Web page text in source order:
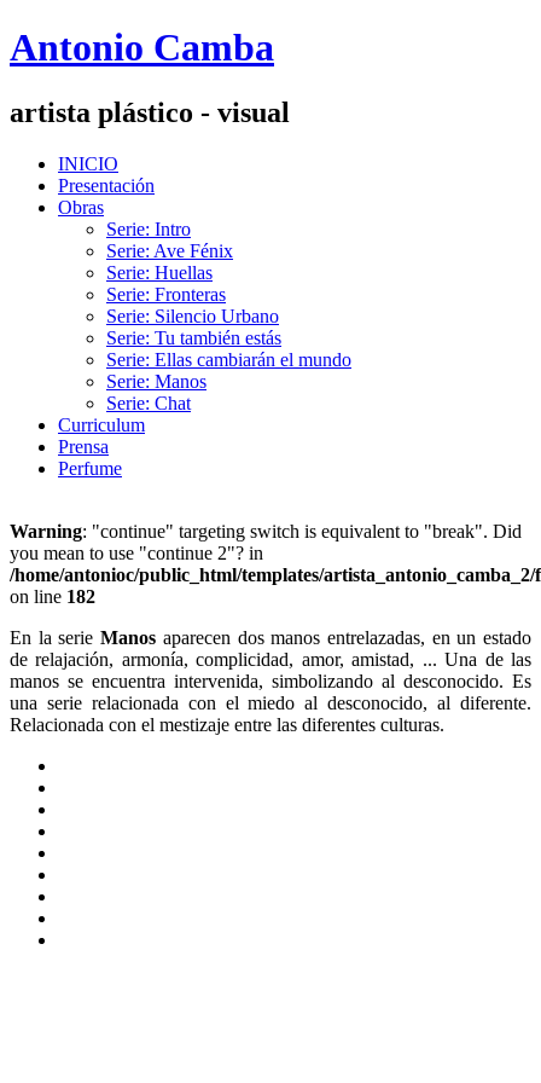
Antonio Camba
artista plástico - visual
INICIO
Presentación
Obras
Serie: Intro
Serie: Ave Fénix
Serie: Huellas
Serie: Fronteras
Serie: Silencio Urbano
Serie: Tu también estás
Serie: Ellas cambiarán el mundo
Serie: Manos
Serie: Chat
Curriculum
Prensa
Perfume
Warning: "continue" targeting switch is equivalent to "break". Did
you mean to use "continue 2"? in
/home/antonioc/public_html/templates/
on line 182
En la serieManos aparecen dos manos entrelazadas, en un estado
de relajación, armonía, complicidad, amor, amistad, ... Una de las
manos se encuentra intervenida, simbolizando al desconocido. Es
una serie relacionada con el miedo al desconocido, al diferente.
Relacionada con el mestizaje entre las diferentes culturas.